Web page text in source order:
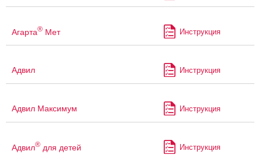
Агарта® Мет Инструкция
Адвил Инструкция
Адвил Максимум Инструкция
Адвил® для детей Инструкция